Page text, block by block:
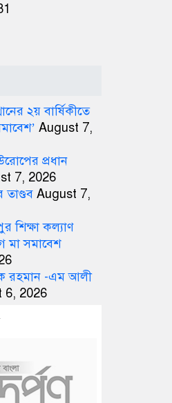
২য় বার্ষিকীতে
August 7,
প্রধান
7, 2026
তাণ্ডব August 7,
শিক্ষা কল্যাণ
মা সমাবেশ
রহমান -এম আলী
6, 2026